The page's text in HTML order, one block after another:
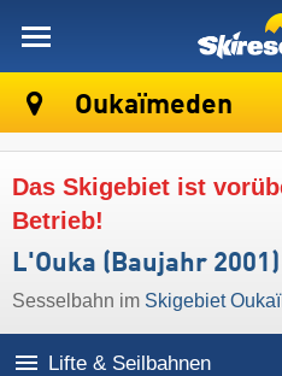
Oukaïmeden
Das Skigebiet ist
Betrieb!
L'Ouka (Baujahr 2001)
Sesselbahn im Skigebiet
Lifte & Seilbahnen